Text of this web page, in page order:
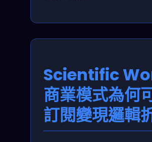
Scientific
商業模式為何
訂閱變現邏輯